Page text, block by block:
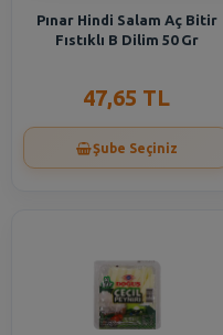
Pınar Hindi Salam Aç Bitir
Fıstıklı B Dilim 50 Gr
47,65 TL
Şube Seçiniz